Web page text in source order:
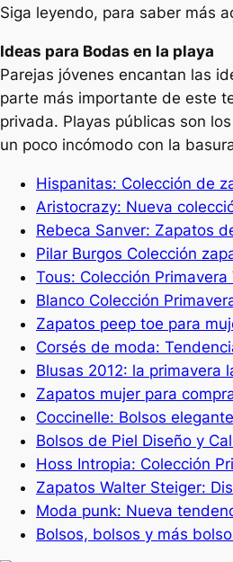
Siga leyendo, para saber más
Ideas para Bodas en la playa
Parejas jóvenes encantan las
parte más importante de este
privada. Playas públicas son
un poco incómodo con la
Hispanitas: Colección de
Aristocrazy: Nueva
Rebeca Sanver: Zapatos
Pilar Burgos Colección
Tous: Colección
Blanco Colección
Zapatos peep toe para
Corsés de moda:
Blusas 2012: la primavera
Zapatos mujer para
Coccinelle: Bolsos
Bolsos de Piel Diseño y
Hoss Intropia: Colección
Zapatos Walter Steiger:
Moda punk: Nueva
Bolsos, bolsos y más